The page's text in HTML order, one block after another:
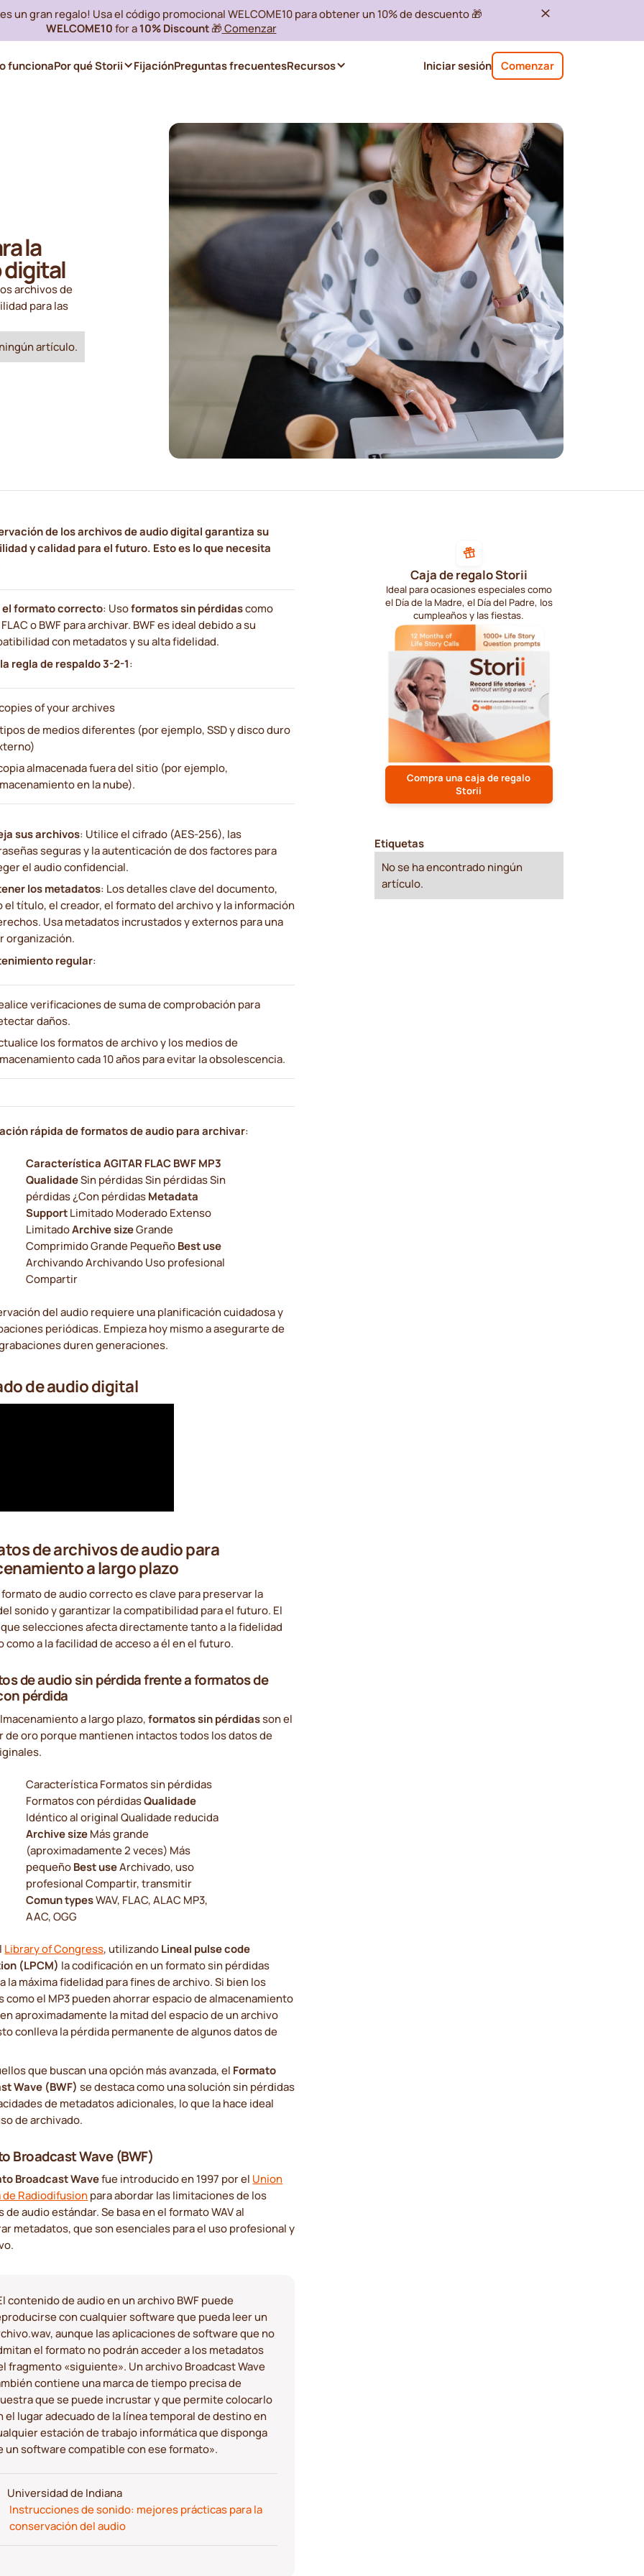
un gran regalo! Usa el código promocional WELCOME10 para obtener un 10% de descuento 🎁
WELCOME10 for a10% Discount🎁 Comenzar
Iniciar sesión Comenzar
funcionaPor qué Storii FijaciónPreguntas frecuentesRecursos
la
digital
archivos de
para las
artículo.
de los archivos de audio digital garantiza su
y calidad para el futuro. Esto es lo que necesita
el formato correcto: Usoformatos sin pérdidascomo
FLAC o BWF para archivar. BWF es ideal debido a su
con metadatos y su alta fidelidad.
regla de respaldo 3-2-1:
of your archives
de medios diferentes (por ejemplo, SSD y disco duro
almacenada fuera del sitio (por ejemplo,
en la nube).
sus archivos: Utilice el cifrado (AES-256), las
seguras y la autenticación de dos factores para
el audio confidencial.
los metadatos: Los detalles clave del documento,
el título, el creador, el formato del archivo y la información
Usa metadatos incrustados y externos para una
organización.
regular:
verificaciones de suma de comprobación para
daños.
los formatos de archivo y los medios de
cada 10 años para evitar la obsolescencia.
rápida de formatos de audio para archivar:
Característica AGITAR FLAC BWF MP3
QualidadeSin pérdidas Sin pérdidas Sin
pérdidas ¿Con pérdidas Metadata
SupportLimitado Moderado Extenso
LimitadoArchive sizeGrande
Comprimido Grande Pequeño Best use
Archivando Archivando Uso profesional
Compartir
del audio requiere una planificación cuidadosa y
periódicas. Empieza hoy mismo a asegurarte de
duren generaciones.
de audio digital
de archivos de audio para
a largo plazo
de audio correcto es clave para preservar la
sonido y garantizar la compatibilidad para el futuro. El
selecciones afecta directamente tanto a la fidelidad
como a la facilidad de acceso a él en el futuro.
de audio sin pérdida frente a formatos de
pérdida
a largo plazo,formatos sin pérdidasson el
de oro porque mantienen intactos todos los datos de
Característica Formatos sin pérdidas
Formatos con pérdidasQualidade
Idéntico al original Qualidade reducida
Archive sizeMás grande
(aproximadamente 2 veces) Más
pequeño Best useArchivado, uso
profesional Compartir, transmitir
Comun typesWAV, FLAC, ALAC MP3,
AAC, OGG
Library of Congress, utilizando Lineal pulse code
(LPCM) la codificación en un formato sin pérdidas
la máxima fidelidad para fines de archivo. Si bien los
como el MP3 pueden ahorrar espacio de almacenamiento
aproximadamente la mitad del espacio de un archivo
conlleva la pérdida permanente de algunos datos de
que buscan una opción más avanzada, el Formato
Wave (BWF) se destaca como una solución sin pérdidas
de metadatos adicionales, lo que la hace ideal
de archivado.
Broadcast Wave (BWF)
Broadcast Wavefue introducido en 1997 por el Union
de Radiodifusionpara abordar las limitaciones de los
de audio estándar. Se basa en el formato WAV al
metadatos, que son esenciales para el uso profesional y
contenido de audio en un archivo BWF puede
con cualquier software que pueda leer un
aunque las aplicaciones de software que no
el formato no podrán acceder a los metadatos
fragmento «siguiente». Un archivo Broadcast Wave
contiene una marca de tiempo precisa de
que se puede incrustar y que permite colocarlo
el lugar adecuado de la línea temporal de destino en
estación de trabajo informática que disponga
un software compatible con ese formato».
Universidad de Indiana
Instrucciones de sonido: mejores prácticas para la
conservación del audio
Caja de regalo Storii
Ideal para ocasiones especiales como
el Día de la Madre, el Día del Padre, los
cumpleaños y las fiestas.
Compra una caja de regalo
Storii
Etiquetas
No se ha encontrado ningún
artículo.